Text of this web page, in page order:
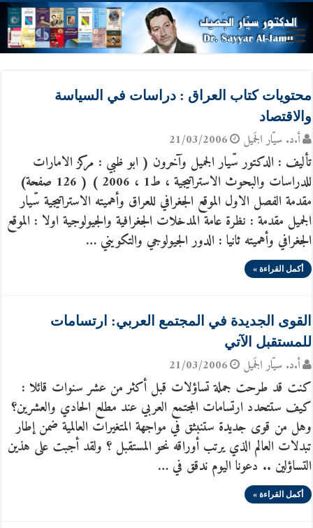
محتويات كتاب العراق : دراسات في السياسة
والاقتصاد
أ.د. سيّار الجَميل 21/03/2006
تأليف : الدكتور سّيار الجميل وآخرون ( ابو ظبي : مركز الامارات
للدراسات والبحوث الاستراتيجية ، ط1 ، 2006 ) ( 126 صفحة)
مقدمة الفصل الاول الموقع الجغرافي للعراق وأهميته الاستراتيجية سّيار
الجميل مقدمة : نظرة عامة المدخلات الجغرافية والجيولوجية اولا : الموقع
الجغرافي وأهميته ثانيا : الدور الجيولوجي والتكويني …
أكمل القراءة »
القوى الجديدة في المجتمع العربي: ارتسامات
للمستقبل الآتي
أ.د. سيّار الجَميل 21/03/2006
كنت قد طرحت جملة تساؤلات قبل أكثر من عشر سنوات قائلا :
كيف ستتحدد ارتسامات المجتمع العربي عند مطلع الحادي والعشرين؟
وهل من قوى جديدة ستنبثق في مواجهة المتغيرات العالمية ضمن إطار
تبدلات العالم الذي يرتب أوراقه نحو المستقبل ؟ ولقد أجبت على هذين
التساؤلين .. دعونا اليوم ندقق في …
أكمل القراءة »